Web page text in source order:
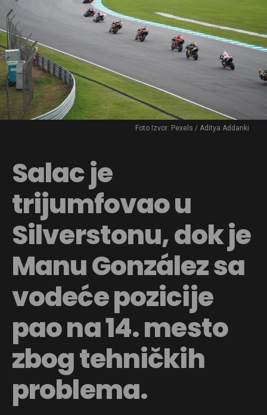
Foto Izvor: Pexels / Aditya Addanki
Salac je
trijumfovao u
Silverstonu, dok je
Manu González sa
vodeće pozicije
pao na 14. mesto
zbog tehničkih
problema.